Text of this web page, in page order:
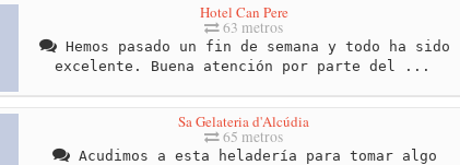
Hotel Can Pere
63 metros
Hemos pasado un fin de semana y todo ha sido
excelente. Buena atención por parte del ...
Sa Gelateria d'Alcúdia
65 metros
Acudimos a esta heladería para tomar algo